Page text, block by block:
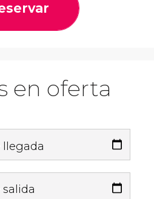
en oferta
llegada